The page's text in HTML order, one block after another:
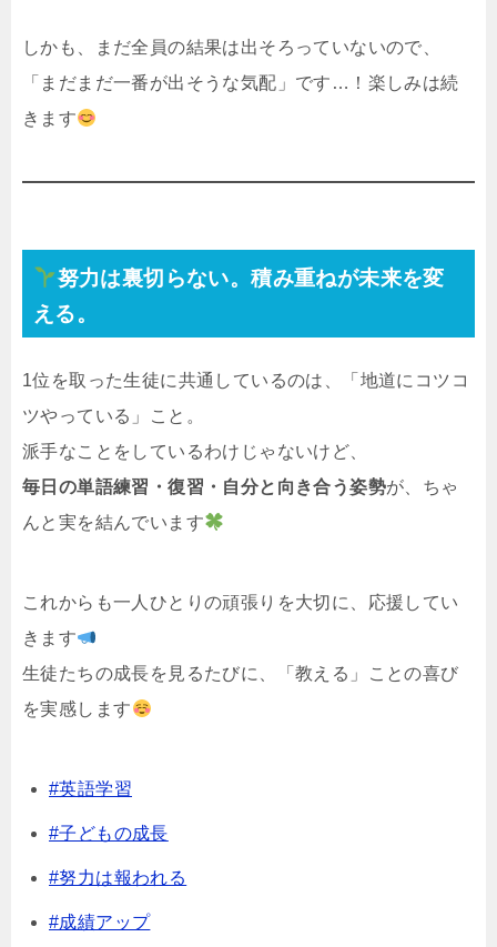
しかも、まだ全員の結果は出そろっていないので、
「まだまだ一番が出そうな気配」です…！楽しみは続
きます
努力は裏切らない。積み重ねが未来を変
える。
1位を取った生徒に共通しているのは、「地道にコツコ
ツやっている」こと。
派手なことをしているわけじゃないけど、
毎日の単語練習・復習・自分と向き合う姿勢が、ちゃ
んと実を結んでいます
これからも一人ひとりの頑張りを大切に、応援してい
きます
生徒たちの成長を見るたびに、「教える」ことの喜び
を実感します
#英語学習
#子どもの成長
#努力は報われる
#成績アップ